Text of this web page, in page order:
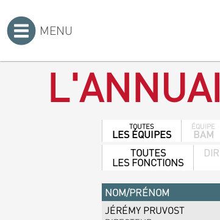
MENU
TOUTES
LES ÉQUIPES
ÉQUIPE
BAM
TOUTES
LES FONCTIONS
NOM/PRÉNOM
JÉRÉMY PRUVOST